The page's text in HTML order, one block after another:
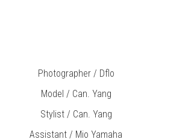
Photographer / Dflo
Model / Can. Yang
Stylist / Can. Yang
Assistant / Mio Yamaha